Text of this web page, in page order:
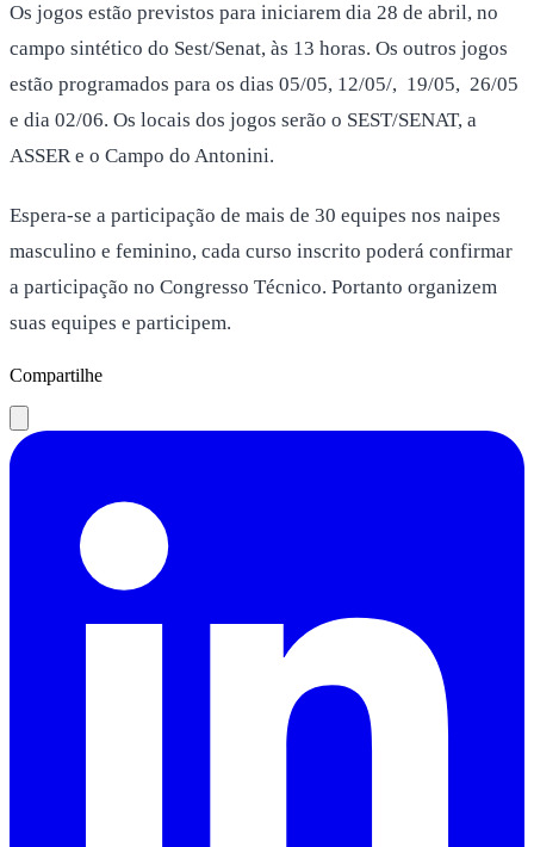
Os jogos estão previstos para iniciarem dia 28 de abril, no
campo sintético do Sest/Senat, às 13 horas. Os outros jogos
estão programados para os dias 05/05, 12/05/, 19/05, 26/05
e dia 02/06. Os locais dos jogos serão o SEST/SENAT, a
ASSER e o Campo do Antonini.
Espera-se a participação de mais de 30 equipes nos naipes
masculino e feminino, cada curso inscrito poderá confirmar
a participação no Congresso Técnico. Portanto organizem
suas equipes e participem.
Compartilhe